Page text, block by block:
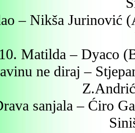
– Nikša
10. Matilda – Dyaco
ne diraj –
sanjala – Ćiro